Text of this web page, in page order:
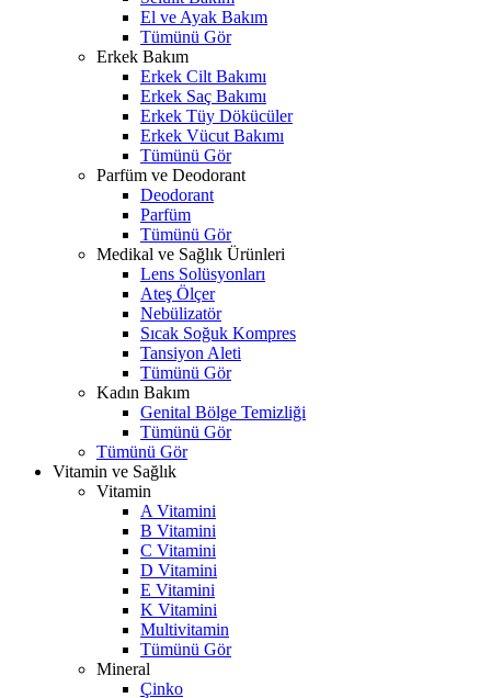
El ve Ayak Bakım
Tümünü Gör
Erkek Bakım
Erkek Cilt Bakımı
Erkek Saç Bakımı
Erkek Tüy Dökücüler
Erkek Vücut Bakımı
Tümünü Gör
Parfüm ve Deodorant
Deodorant
Parfüm
Tümünü Gör
Medikal ve Sağlık Ürünleri
Lens Solüsyonları
Ateş Ölçer
Nebülizatör
Sıcak Soğuk Kompres
Tansiyon Aleti
Tümünü Gör
Kadın Bakım
Genital Bölge Temizliği
Tümünü Gör
Tümünü Gör
Vitamin ve Sağlık
Vitamin
A Vitamini
B Vitamini
C Vitamini
D Vitamini
E Vitamini
K Vitamini
Multivitamin
Tümünü Gör
Mineral
Çinko